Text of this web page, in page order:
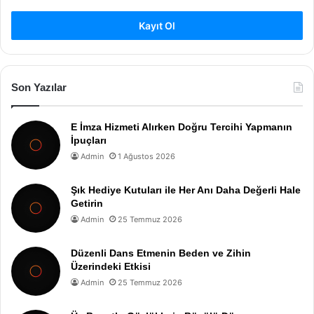
Kayıt Ol
Son Yazılar
E İmza Hizmeti Alırken Doğru Tercihi Yapmanın
İpuçları
Admin 1 Ağustos 2026
Şık Hediye Kutuları ile Her Anı Daha Değerli Hale
Getirin
Admin 25 Temmuz 2026
Düzenli Dans Etmenin Beden ve Zihin
Üzerindeki Etkisi
Admin 25 Temmuz 2026